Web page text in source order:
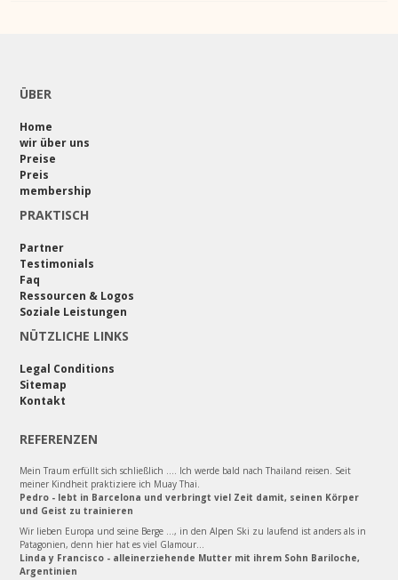
ÜBER
Home
wir über uns
Preise
Preis
membership
PRAKTISCH
Partner
Testimonials
Faq
Ressourcen & Logos
Soziale Leistungen
NÜTZLICHE LINKS
Legal Conditions
Sitemap
Kontakt
REFERENZEN
Mein Traum erfüllt sich schließlich .... Ich werde bald nach Thailand reisen. Seit
meiner Kindheit praktiziere ich Muay Thai.
Pedro - lebt in Barcelona und verbringt viel Zeit damit, seinen Körper
und Geist zu trainieren
Wir lieben Europa und seine Berge ..., in den Alpen Ski zu laufend ist anders als in
Patagonien, denn hier hat es viel Glamour...
Linda y Francisco - alleinerziehende Mutter mit ihrem Sohn Bariloche,
Argentinien